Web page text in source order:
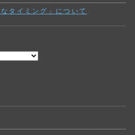
タイミング」について